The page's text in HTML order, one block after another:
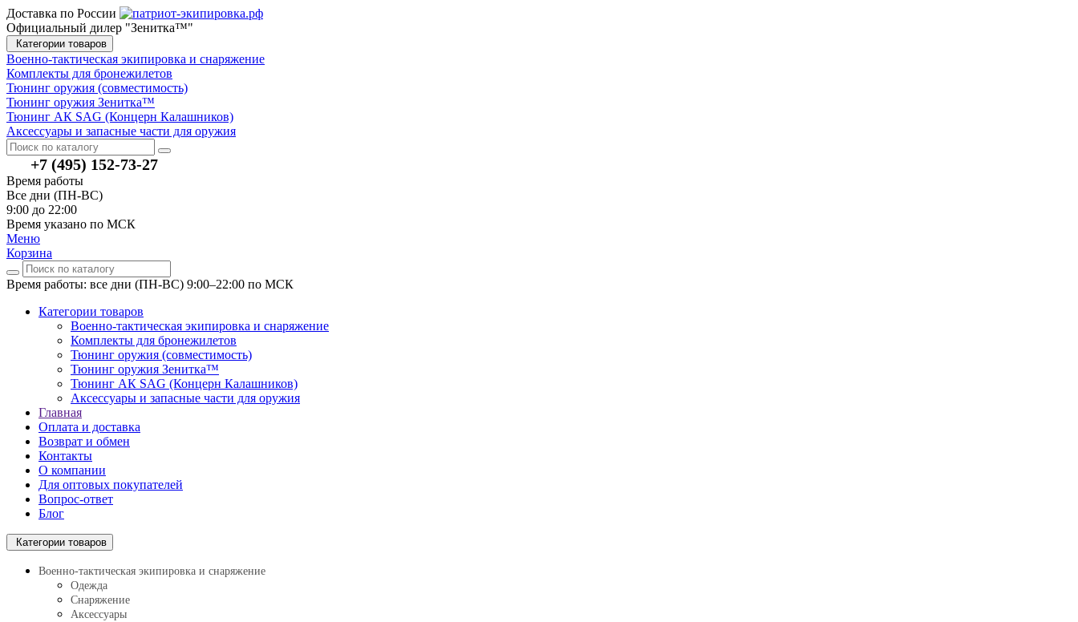
Доставка по России
Официальный дилер "Зенитка™"
Категории товаров
Военно-тактическая экипировка и снаряжение
Комплекты для бронежилетов
Тюнинг оружия (совместимость)
Тюнинг оружия Зенитка™
Тюнинг АК SAG (Концерн Калашников)
Аксессуары и запасные части для оружия
+7 (495) 152-73-27
Время работы
Все дни (ПН-ВС)
9:00 до 22:00
Время указано по МСК
Меню
Корзина
Время работы: все дни (ПН-ВС) 9:00–22:00 по МСК
Категории товаров
Военно-тактическая экипировка и снаряжение
Комплекты для бронежилетов
Тюнинг оружия (совместимость)
Тюнинг оружия Зенитка™
Тюнинг АК SAG (Концерн Калашников)
Аксессуары и запасные части для оружия
Главная
Оплата и доставка
Возврат и обмен
Контакты
О компании
Для оптовых покупателей
Вопрос-ответ
Блог
Категории товаров
Военно-тактическая экипировка и снаряжение
Одежда
Снаряжение
Аксессуары